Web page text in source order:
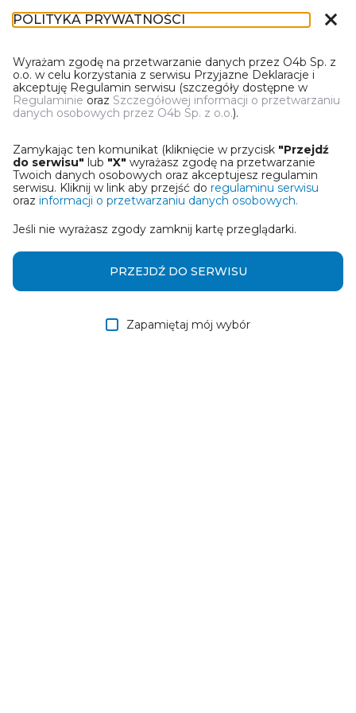
WYBIERZ JEDNĄ Z OPCJI
Utwórz informację z wykorzystaniem kreatora online
Przywróć ostatnią informację
Wczytaj informację z pliku roboczego DEK
w formie pliku roboczego DEK
POLITYKA PRYWATNOŚCI close
Wyrażam zgodę na przetwarzanie danych przez O4b Sp. z
o.o. w celu korzystania z serwisu Przyjazne Deklaracje i
akceptuję Regulamin serwisu (szczegóły dostępne w
Regulaminie oraz Szczegółowej informacji o przetwarzaniu
danych osobowych przez O4b Sp. z o.o.).
Zamykając ten komunikat (kliknięcie w przycisk "Przejdź
do serwisu" lub "X" wyrażasz zgodę na przetwarzanie
Twoich danych osobowych oraz akceptujesz regulamin
serwisu. Kliknij w link aby przejść do regulaminu serwisu
oraz informacji o przetwarzaniu danych osobowych.
Jeśli nie wyrażasz zgody zamknij kartę przeglądarki.
Zapamiętaj mój wybór
PRZEJDŹ DO SERWISU